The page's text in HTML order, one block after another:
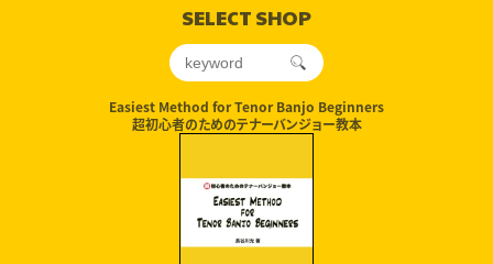
SELECT SHOP
Easiest Method for Tenor Banjo Beginners
超初心者のためのテナーバンジョー教本